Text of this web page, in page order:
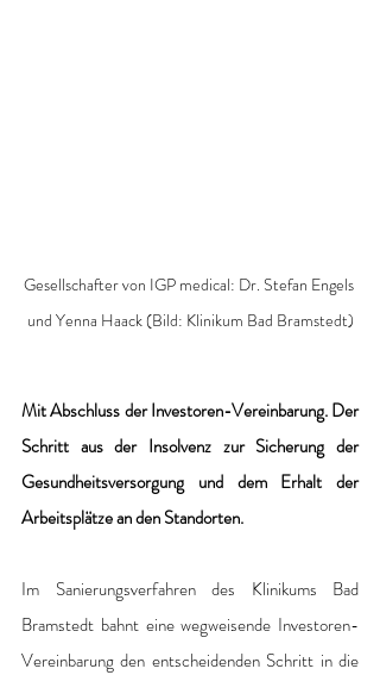
Gesellschafter von IGP medical: Dr. Stefan Engels
und Yenna Haack (Bild: Klinikum Bad Bramstedt)
Mit Abschluss der Investoren-Vereinbarung. Der
Schritt aus der Insolvenz zur Sicherung der
Gesundheitsversorgung und dem Erhalt der
Arbeitsplätze an den Standorten.
Im Sanierungsverfahren des Klinikums Bad
Bramstedt bahnt eine wegweisende Investoren-
Vereinbarung den entscheidenden Schritt in die